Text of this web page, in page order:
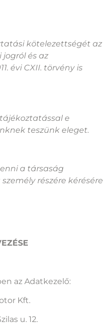
kötelezettségét az
és az
évi CXII. törvény is
e
teszünk eleget.
a társaság
részére kérésére
az Adatkezelő:
Kft.
u. 12.